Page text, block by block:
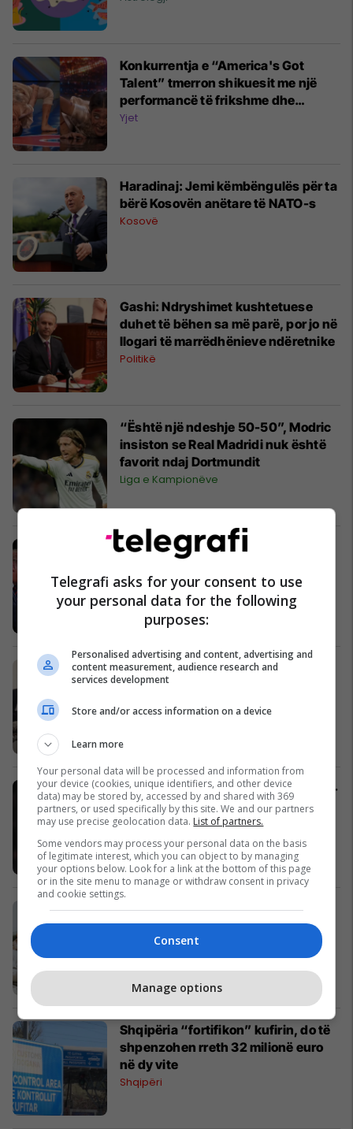
Konkurrentja e “America's Got
Talent” tmerron shikuesit me një
performancë të frikshme dhe
rrënqethëse
Yjet
Haradinaj: Jemi këmbëngulës për ta
bërë Kosovën anëtare të NATO-s
Kosovë
Gashi: Ndryshimet kushtetuese
duhet të bëhen sa më parë, por jo në
llogari të marrëdhënieve ndëretnike
Politikë
“Është një ndeshje 50-50”, Modric
insiston se Real Madridi nuk është
favorit ndaj Dortmundit
Liga e Kampionëve
Trump ofendon rëndë Bidenin
Kurti dhe shefi i diplomacisë turke
bisedojnë për projekte të
E kryer, Antonio Conte me klub të ri -
kërkon trofeun e tretë të Serie A me
ekip të ndryshëm
Serie A
Të mos bësh asgjë mund t'ju bëjë të
ndiheni më kreativë dhe më
energjikë
Shëndeti
Shqipëria “fortifikon” kufirin, do të
shpenzohen rreth 32 milionë euro
në dy vite
Shqipëri
Telegrafi asks for your consent to use
your personal data for the following
purposes:
Personalised advertising and content, advertising and
content measurement, audience research and
services development
Store and/or access information on a device
Learn more
Your personal data will be processed and information from
your device (cookies, unique identifiers, and other device
data) may be stored by, accessed by and shared with 369
partners, or used specifically by this site. We and our partners
may use precise geolocation data. List of partners.
Some vendors may process your personal data on the basis
of legitimate interest, which you can object to by managing
your options below. Look for a link at the bottom of this page
or in the site menu to manage or withdraw consent in privacy
and cookie settings.
Consent
Manage options